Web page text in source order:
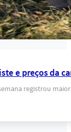
e preços da
registrou